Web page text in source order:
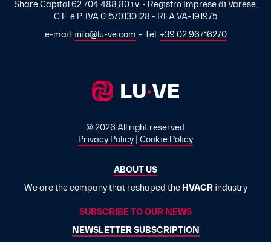
Share Capital 62.704.488,80 i.v. - Registro Imprese di Varese,
C.F. e P. IVA 01570130128 - REA VA-191975
e-mail: info@lu-ve.com – Tel. +39 02 96716270
© 2026 All right reserved
Privacy Policy
Cookie Policy
ABOUT US
We are the company that reshaped the HVACRindustry
SUBSCRIBE TO OUR NEWS
NEWSLETTER SUBSCRIPTION